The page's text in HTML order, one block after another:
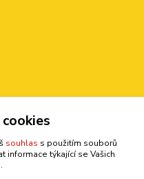
souhlas s použitím souborů
informace týkající se Vašich